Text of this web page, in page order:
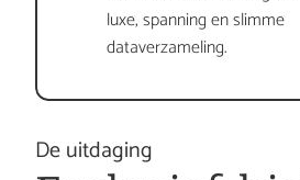
luxe, spanning en slimme
dataverzameling.
De uitdaging